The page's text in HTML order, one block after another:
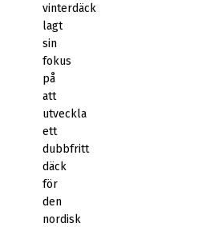
vinterdäck
lagt
sin
fokus
på
att
utveckla
ett
dubbfritt
däck
för
den
nordisk